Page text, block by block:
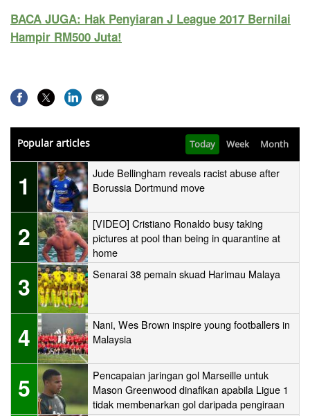
BACA JUGA: Hak Penyiaran J League 2017 Bernilai
Hampir RM500 Juta!
Popular articles Today Week Month
1
Jude Bellingham reveals racist abuse after
Borussia Dortmund move
2
[VIDEO] Cristiano Ronaldo busy taking
pictures at pool than being in quarantine at
home
3 Senarai 38 pemain skuad Harimau Malaya
4
Nani, Wes Brown inspire young footballers in
Malaysia
5
Pencapaian jaringan gol Marseille untuk
Mason Greenwood dinafikan apabila Ligue 1
tidak membenarkan gol daripada pengiraan